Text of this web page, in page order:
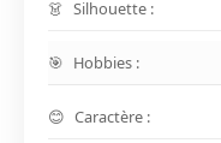
Silhouette :
Hobbies :
Caractère :